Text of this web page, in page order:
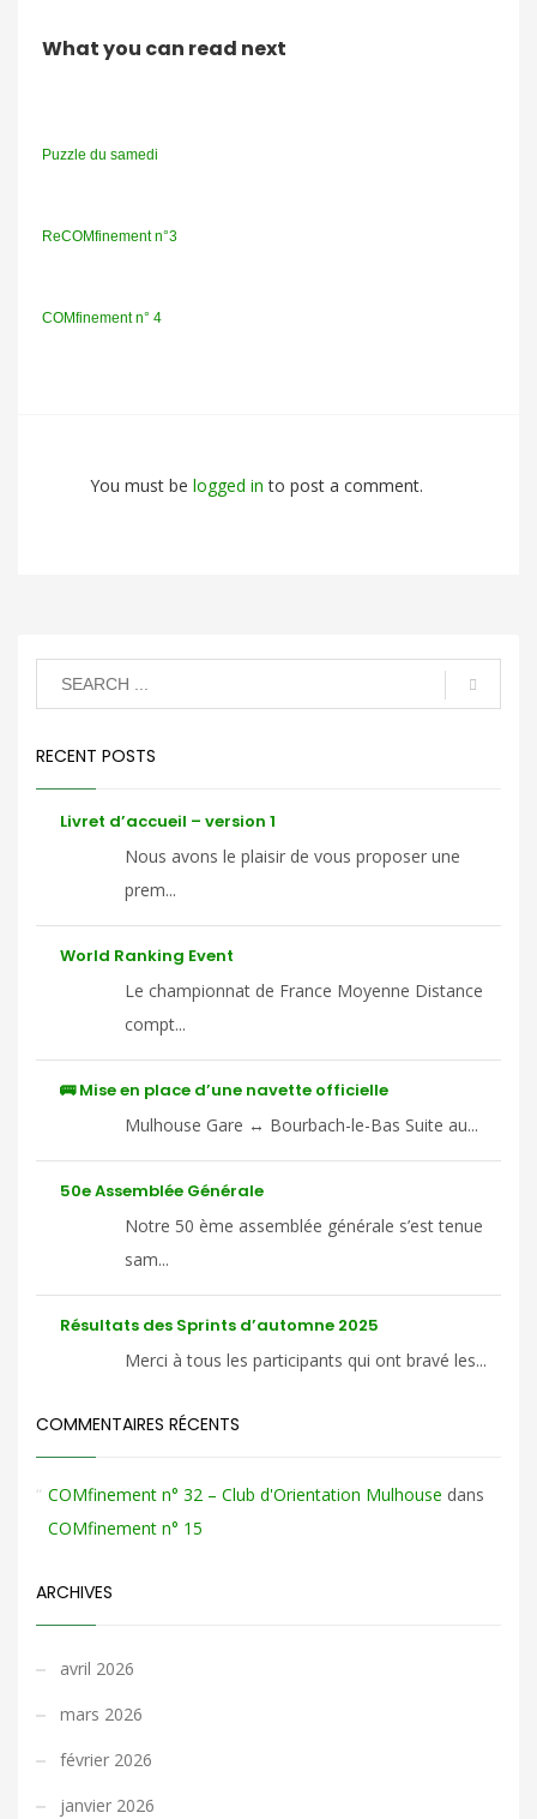
What you can read next
Puzzle du samedi
ReCOMfinement n°3
COMfinement n° 4
You must be logged into post a comment.
RECENT POSTS
Livret d’accueil – version 1
Nous avons le plaisir de vous proposer une
prem...
World Ranking Event
Le championnat de France Moyenne Distance
compt...
🚌 Mise en place d’une navette officielle
Mulhouse Gare ↔ Bourbach-le-Bas Suite au...
50e Assemblée Générale
Notre 50 ème assemblée générale s’est tenue
sam...
Résultats des Sprints d’automne 2025
Merci à tous les participants qui ont bravé les...
COMMENTAIRES RÉCENTS
COMfinement n° 32 – Club d'Orientation Mulhouse dans
COMfinement n° 15
ARCHIVES
avril 2026
mars 2026
février 2026
janvier 2026